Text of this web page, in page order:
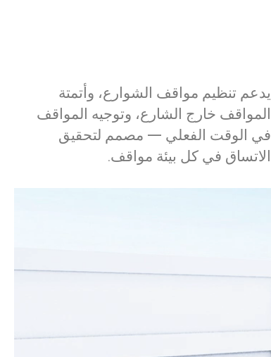
يدعم تنظيم مواقف الشوارع، وأتمتة
المواقف خارج الشارع، وتوجيه المواقف
في الوقت الفعلي — مصمم لتحقيق
الاتساق في كل بيئة مواقف.